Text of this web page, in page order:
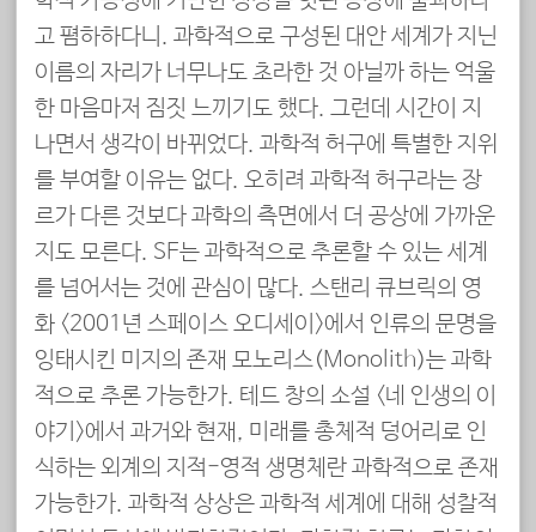
고 폄하하다니. 과학적으로 구성된 대안 세계가 지닌
이름의 자리가 너무나도 초라한 것 아닐까 하는 억울
한 마음마저 짐짓 느끼기도 했다. 그런데 시간이 지
나면서 생각이 바뀌었다. 과학적 허구에 특별한 지위
를 부여할 이유는 없다. 오히려 과학적 허구라는 장
르가 다른 것보다 과학의 측면에서 더 공상에 가까운
지도 모른다. SF는 과학적으로 추론할 수 있는 세계
를 넘어서는 것에 관심이 많다. 스탠리 큐브릭의 영
화 <2001년 스페이스 오디세이>에서 인류의 문명을
잉태시킨 미지의 존재 모노리스(Monolith)는 과학
적으로 추론 가능한가. 테드 창의 소설 <네 인생의 이
야기>에서 과거와 현재, 미래를 총체적 덩어리로 인
식하는 외계의 지적-영적 생명체란 과학적으로 존재
가능한가. 과학적 상상은 과학적 세계에 대해 성찰적